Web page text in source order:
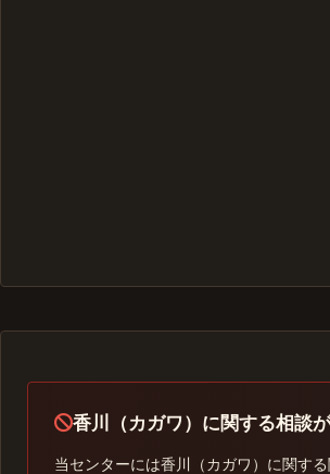
香川（カガワ）に関する相談
当センターには香川（カガワ）に関す